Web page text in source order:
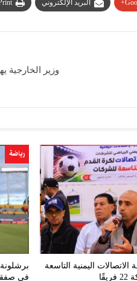
البريد الإلكتروني
وزير الخارجية
اليمنية التاسعة
رياضة
برشلونة
في